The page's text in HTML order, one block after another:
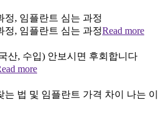
정, 임플란트 심는 과정
정, 임플란트 심는 과정Read more
산, 수입) 안보시면 후회합니다
more
법 및 임플란트 가격 차이 나는 이